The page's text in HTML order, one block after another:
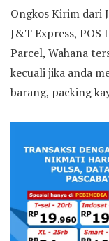
Ongkos Kirim dari
J&T Express, POS
Parcel, Wahana
kecuali jika anda
barang, packing